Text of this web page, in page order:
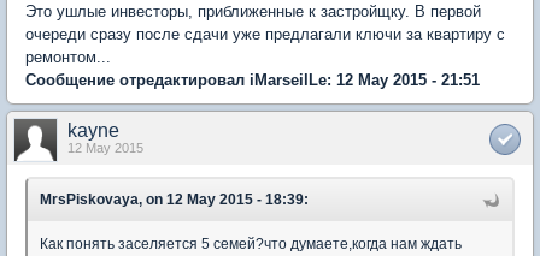
Это ушлые инвесторы, приближенные к застройщку. В первой
очереди сразу после сдачи уже предлагали ключи за квартиру с
ремонтом...
Сообщение отредактировал iMarseilLe: 12 May 2015 - 21:51
kayne
12 May 2015
MrsPiskovaya, on 12 May 2015 - 18:39:
Как понять заселяется 5 семей?что думаете,когда нам ждать